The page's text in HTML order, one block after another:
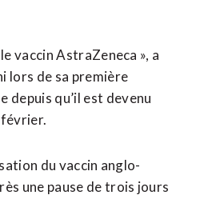
vaccin AstraZeneca », a
lors de sa première
depuis qu’il est devenu
du vaccin anglo-
une pause de trois jours